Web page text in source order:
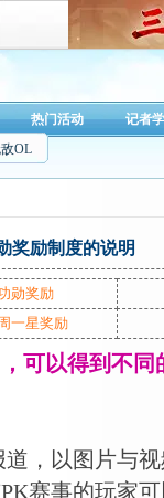
热门活动
记者
OL
奖励制度的说明
勋奖励
一星奖励
可以得到不
，以图片与
赛事的玩家